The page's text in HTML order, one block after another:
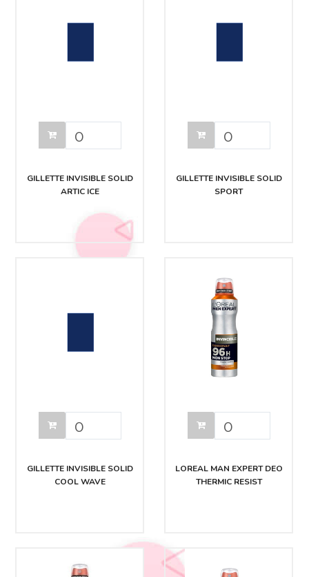
GILLETTE INVISIBLE SOLID
ARTIC ICE
GILLETTE INVISIBLE SOLID
SPORT
GILLETTE INVISIBLE SOLID
COOL WAVE
LOREAL MAN EXPERT DEO
THERMIC RESIST